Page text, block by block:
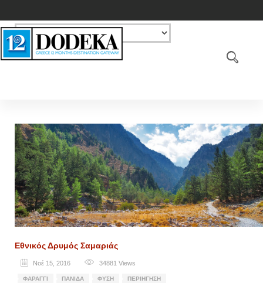
Εθνικός Δρυμός Σαμαριάς
Νοέ 15, 2016 34881 Views
ΦΑΡΆΓΓΙ ΠΑΝΊΔΑ ΦΎΣΗ ΠΕΡΙΉΓΗΣΗ